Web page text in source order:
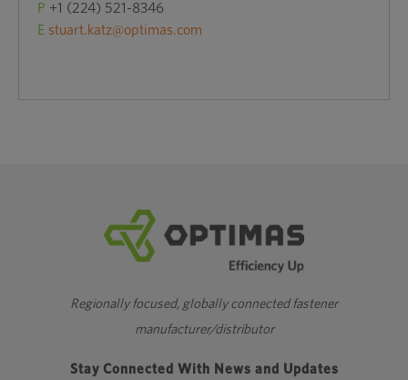
P +1 (224) 521-8346
E stuart.katz@optimas.com
Regionally focused, globally connected fastener
manufacturer/distributor
Stay Connected With News and Updates